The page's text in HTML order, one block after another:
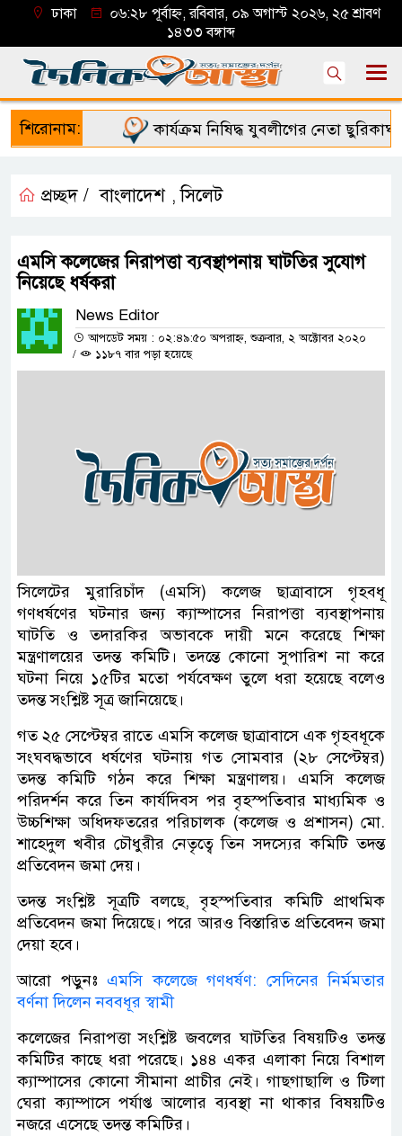
ঢাকা
০৬:২৮ পূর্বাহ্ন, রবিবার, ০৯ অগাস্ট ২০২৬, ২৫ শ্রাবণ
১৪৩৩ বঙ্গাব্দ
শিরোনাম: কার্যক্রম নিষিদ্ধ যুবলীগের নেতা ছুরিকাঘাতে
প্রচ্ছদ / বাংলাদেশ ,সিলেট
এমসি কলেজের নিরাপত্তা ব্যবস্থাপনায় ঘাটতির সুযোগ
নিয়েছে ধর্ষকরা
News Editor
আপডেট সময় : ০২:৪৯:৫০ অপরাহ্ন, শুক্রবার, ২ অক্টোবর ২০২০
/
১১৮৭ বার পড়া হয়েছে
সিলেটের মুরারিচাঁদ (এমসি) কলেজ ছাত্রাবাসে গৃহবধূ
গণধর্ষণের ঘটনার জন্য ক্যাম্পাসের নিরাপত্তা ব্যবস্থাপনায়
ঘাটতি ও তদারকির অভাবকে দায়ী মনে করেছে শিক্ষা
মন্ত্রণালয়ের তদন্ত কমিটি। তদন্তে কোনো সুপারিশ না করে
ঘটনা নিয়ে ১৫টির মতো পর্যবেক্ষণ তুলে ধরা হয়েছে বলেও
তদন্ত সংশ্লিষ্ট সূত্র জানিয়েছে।
গত ২৫ সেপ্টেম্বর রাতে এমসি কলেজ ছাত্রাবাসে এক গৃহবধূকে
সংঘবদ্ধভাবে ধর্ষণের ঘটনায় গত সোমবার (২৮ সেপ্টেম্বর)
তদন্ত কমিটি গঠন করে শিক্ষা মন্ত্রণালয়। এমসি কলেজ
পরিদর্শন করে তিন কার্যদিবস পর বৃহস্পতিবার মাধ্যমিক ও
উচ্চশিক্ষা অধিদফতরের পরিচালক (কলেজ ও প্রশাসন) মো.
শাহেদুল খবীর চৌধুরীর নেতৃত্বে তিন সদস্যের কমিটি তদন্ত
প্রতিবেদন জমা দেয়।
তদন্ত সংশ্লিষ্ট সূত্রটি বলছে, বৃহস্পতিবার কমিটি প্রাথমিক
প্রতিবেদন জমা দিয়েছে। পরে আরও বিস্তারিত প্রতিবেদন জমা
দেয়া হবে।
আরো পড়ুনঃ এমসি কলেজে গণধর্ষণ: সেদিনের নির্মমতার
বর্ণনা দিলেন নববধূর স্বামী
কলেজের নিরাপত্তা সংশ্লিষ্ট জবলের ঘাটতির বিষয়টিও তদন্ত
কমিটির কাছে ধরা পরেছে। ১৪৪ একর এলাকা নিয়ে বিশাল
ক্যাম্পাসের কোনো সীমানা প্রাচীর নেই। গাছগাছালি ও টিলা
ঘেরা ক্যাম্পাসে পর্যাপ্ত আলোর ব্যবস্থা না থাকার বিষয়টিও
নজরে এসেছে তদন্ত কমিটির।